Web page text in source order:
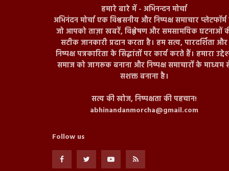
हमारे बारे में - अभिनन्दन मोर्चा
अभिनंदन मोर्चा एक विश्वसनीय और निष्पक्ष समाचार
जो आपको ताज़ा खबरें, विश्लेषण और समसामयिक घटनाओं
सटीक जानकारी प्रदान करता है। हम सत्य, पारदर्शिता और
निष्पक्ष पत्रकारिता के सिद्धांतों पर कार्य करते हैं। हमारा
समाज को जागरूक बनाना और निष्पक्ष समाचारों के माध्यम
सशक्त बनाना है।
सत्य की खोज, निष्पक्षता की पहचान!
abhinandanmorcha@gmail.com
Follow us